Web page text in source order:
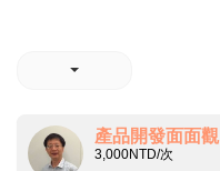
產品開發面面觀
3,000NTD/次